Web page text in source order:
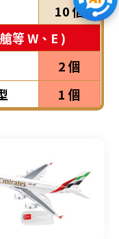
10 個
等 W、E )
2 個
1 個